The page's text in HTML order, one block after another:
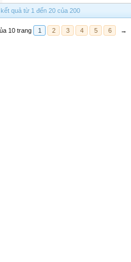
kết quả từ 1 đến 20 của 200
10 trang 1 2 3 4 5 6 →